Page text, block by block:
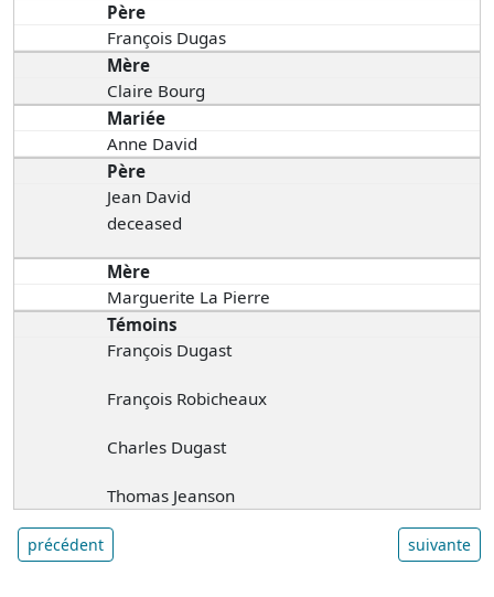
Père
François Dugas
Mère
Claire Bourg
Mariée
Anne David
Père
Jean David
deceased
Mère
Marguerite La Pierre
Témoins
François Dugast
François Robicheaux
Charles Dugast
Thomas Jeanson
précédent suivante